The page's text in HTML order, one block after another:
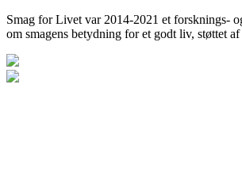
Smag for Livet var 2014-2021 et forsknings-
om smagens betydning for et godt liv, støttet af